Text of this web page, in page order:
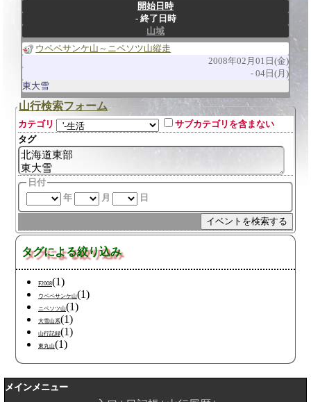
開始日時
終了日時
山域
ウペペサンケ山～ニペソツ山縦走
2008年02月01日(金)
04日(月)
東大雪
山行検索フォーム
カテゴリ
サブカテゴリを含まない
タグ
日付
年
月 日
タグによる絞り込み
F2008(1)
ウペペサンケ山(1)
ニペソツ山(1)
大雪山系(1)
山行記録(1)
東丸山(1)
メインメニュー